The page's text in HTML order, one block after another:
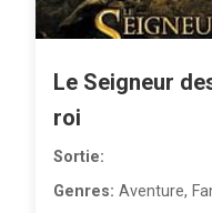
Le Seigneur
roi
Sortie:
Genres: Aventure,